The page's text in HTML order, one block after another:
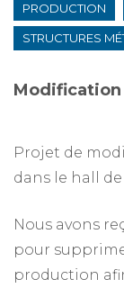
PRODUCTION
STRUCTURES
Projet de
dans le hall de
Nous avons
pour
production